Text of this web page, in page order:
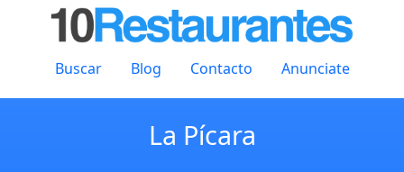
Buscar Blog Contacto Anunciate
La Pícara